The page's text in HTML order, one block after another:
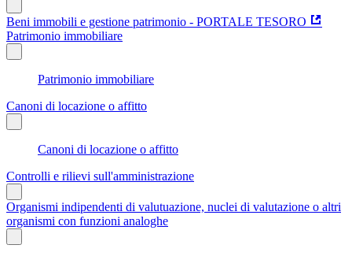
Beni immobili e gestione patrimonio - PORTALE TESORO
Patrimonio immobiliare
Patrimonio immobiliare
Canoni di locazione o affitto
Canoni di locazione o affitto
Controlli e rilievi sull'amministrazione
Organismi indipendenti di valutuazione, nuclei di valutazione o altri
organismi con funzioni analoghe